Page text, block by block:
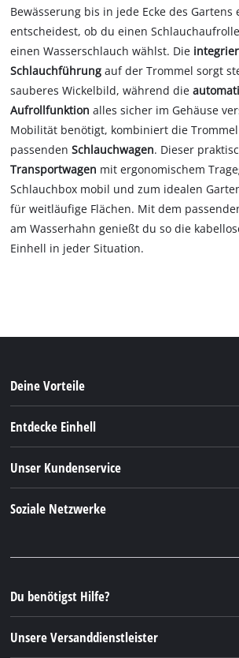
Bewässerung bis in jede Ecke des Gartens
entscheidest, ob du einen
einen Wasserschlauch wählst. Die
Schlauchführung auf der Trommel sorgt
sauberes Wickelbild, während die
Aufrollfunktion alles sicher im Gehäuse
Mobilität benötigt, kombiniert die
passendenSchlauchwagen. Dieser
Transportwagen mit ergonomischem
Schlauchbox mobil und zum idealen
für weitläufige Flächen. Mit dem
am Wasserhahn genießt du so die
Einhell in jeder Situation.
Deine Vorteile
Entdecke Einhell
Nachhaltigkeit
Unser Kundenservice
FAQs
Verpackungsrichtlinien
Soziale Netzwerke
Instagram
TikTok
Pinterest
Du benötigst Hilfe?
Unsere Versanddienstleister